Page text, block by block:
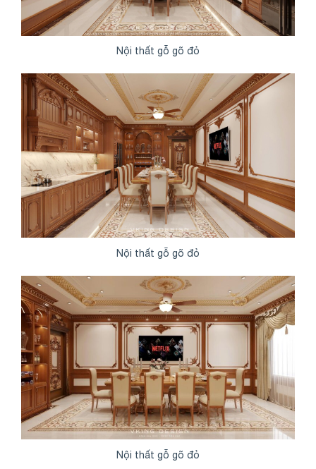
Nội thất gỗ gõ đỏ
Nội thất gỗ gõ đỏ
Nội thất gỗ gõ đỏ